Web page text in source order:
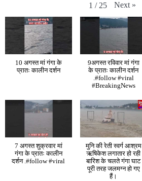
1 / 25 Next »
10 अगस्त मां गंगा के
प्रातः कालीन दर्शन
9अगस्त रविवार मां गंगा
के प्रातः कालीन दर्शन
.#follow #viral
#BreakingNews
7 अगस्त शुक्रवार मां
गंगा के प्रातः कालीन
दर्शन .#follow #viral
मुनि की रेती स्वर्ग आश्रम
ऋषिकेश लगातार हो रही
बारिश के चलते गंगा घाट
पूरी तरह जलमग्न हो गए
हैं।